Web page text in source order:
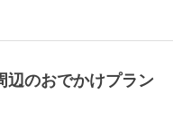
辺のおでかけプラン